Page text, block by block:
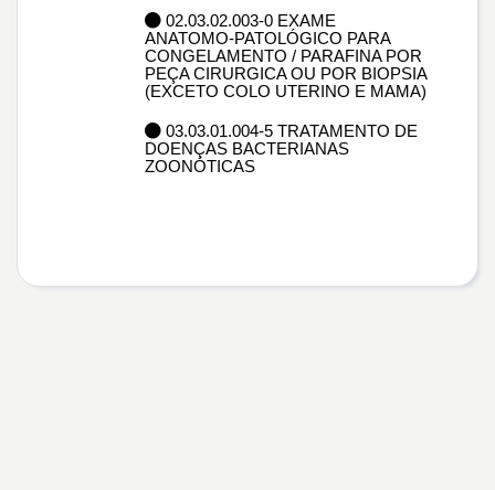
02.03.02.003-0 EXAME
ANATOMO-PATOLÓGICO PARA
CONGELAMENTO / PARAFINA POR
PEÇA CIRURGICA OU POR BIOPSIA
(EXCETO COLO UTERINO E MAMA)
03.03.01.004-5 TRATAMENTO DE
DOENÇAS BACTERIANAS
ZOONÓTICAS